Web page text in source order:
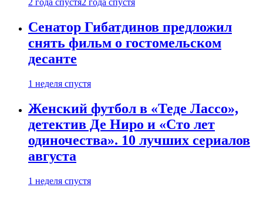
2 года спустя2 года спустя
Сенатор Гибатдинов предложил
снять фильм о гостомельском
десанте
1 неделя спустя
Женский футбол в «Теде Лассо»,
детектив Де Ниро и «Сто лет
одиночества». 10 лучших сериалов
августа
1 неделя спустя